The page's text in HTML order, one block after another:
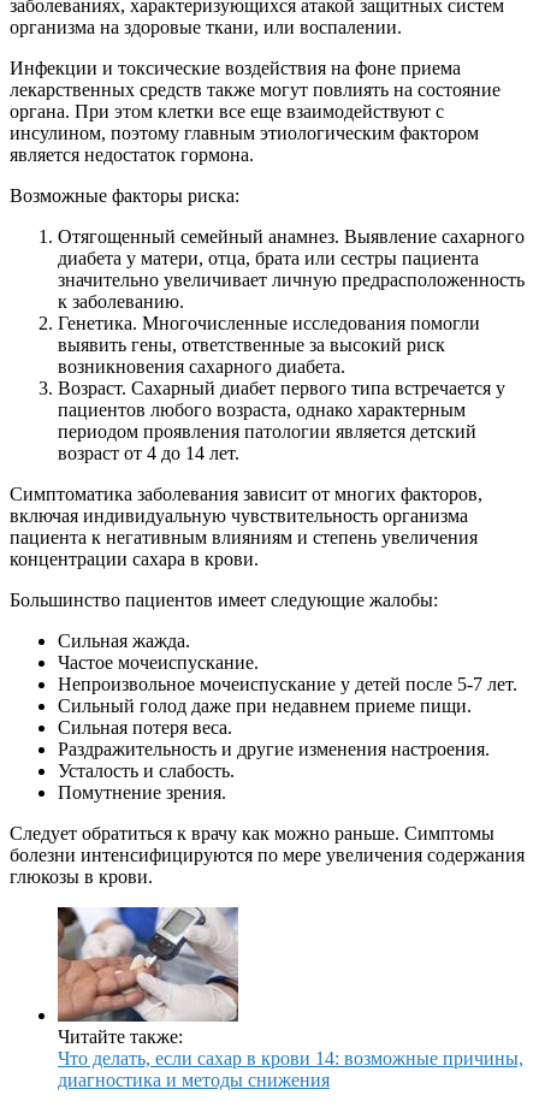
заболеваниях, характеризующихся атакой защитных систем
организма на здоровые ткани, или воспалении.
Инфекции и токсические воздействия на фоне приема
лекарственных средств также могут повлиять на состояние
органа. При этом клетки все еще взаимодействуют с
инсулином, поэтому главным этиологическим фактором
является недостаток гормона.
Возможные факторы риска:
Отягощенный семейный анамнез. Выявление сахарного
диабета у матери, отца, брата или сестры пациента
значительно увеличивает личную предрасположенность
к заболеванию.
Генетика. Многочисленные исследования помогли
выявить гены, ответственные за высокий риск
возникновения сахарного диабета.
Возраст. Сахарный диабет первого типа встречается у
пациентов любого возраста, однако характерным
периодом проявления патологии является детский
возраст от 4 до 14 лет.
Симптоматика заболевания зависит от многих факторов,
включая индивидуальную чувствительность организма
пациента к негативным влияниям и степень увеличения
концентрации сахара в крови.
Большинство пациентов имеет следующие жалобы:
Сильная жажда.
Частое мочеиспускание.
Непроизвольное мочеиспускание у детей после 5-7 лет.
Сильный голод даже при недавнем приеме пищи.
Сильная потеря веса.
Раздражительность и другие изменения настроения.
Усталость и слабость.
Помутнение зрения.
Следует обратиться к врачу как можно раньше. Симптомы
болезни интенсифицируются по мере увеличения содержания
глюкозы в крови.
Читайте также:
Что делать, если сахар в крови 14: возможные причины,
диагностика и методы снижения